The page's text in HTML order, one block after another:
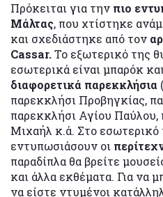
Πρόκειται για την πιο
Μάλτας, που χτίστηκε
και σχεδιάστηκε από τον
Cassar.Το εξωτερικό της
εσωτερικά είναι μπαρόκ
διαφορετικά παρεκκλήσια
παρεκκλήσι Προβηγκίας,
παρεκκλήσι Αγίου
Μιχαήλ κ.ά. Στο εσωτερικό
εντυπωσιάσουν οι
παραδίπλα θα βρείτε
και άλλα εκθέματα. Για να
να είστε ντυμένοι